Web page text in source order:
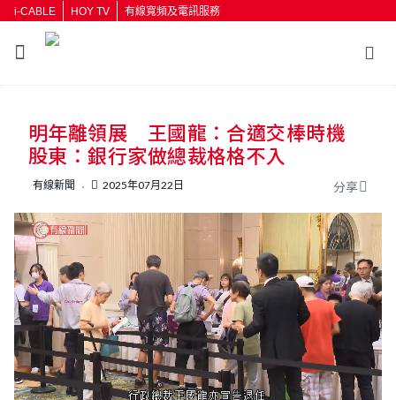
i-CABLE HOY TV 有線寬頻及電訊服務
按輸入鍵開始搜尋
明年離領展 王國龍：合適交棒時機
股東：銀行家做總裁格格不入
有線新聞 2025年07月22日 分享